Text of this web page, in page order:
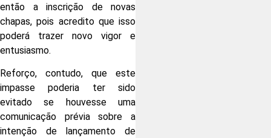
então a inscrição de novas
chapas, pois acredito que isso
poderá trazer novo vigor e
entusiasmo.
Reforço, contudo, que este
impasse poderia ter sido
evitado se houvesse uma
comunicação prévia sobre a
intenção de lançamento de